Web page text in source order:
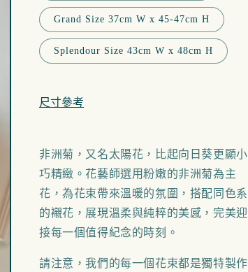
Grand Size 37cm W x 45-47cm H
Splendour Size 43cm W x 48cm H
尺寸參考
非洲菊，又名太陽花，比起向日葵更顯小
巧精緻。花藝師選用粉嫩的非洲菊為主
花，為花束帶來溫暖的氛圍，搭配同色系
的襯花，展現溫柔與純粹的美感，完美迎
接每一個值得紀念的時刻。
請注意，我們的每一個花束都是獨特製作